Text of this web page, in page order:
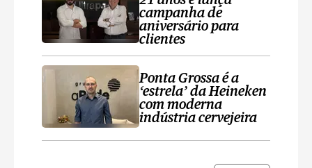
campanha de
aniversário para
clientes
Ponta Grossa é a
‘estrela’ da Heineken
com moderna
indústria cervejeira